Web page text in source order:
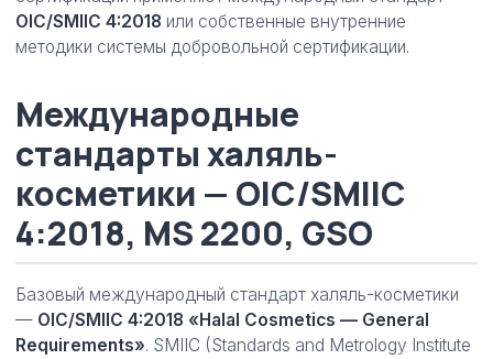
OIC/SMIIC 4:2018 или собственные внутренние
методики системы добровольной сертификации.
Международные
стандарты халяль-
косметики — OIC/SMIIC
4:2018, MS 2200, GSO
Базовый международный стандарт халяль-косметики
— OIC/SMIIC 4:2018 «Halal Cosmetics — General
Requirements». SMIIC (Standards and Metrology Institute